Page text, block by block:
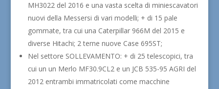
MH3022 del 2016 e una vasta scelta di miniescavatori
nuovi della Messersi di vari modelli; + di 15 pale
gommate, tra cui una Caterpillar 966M del 2015 e
diverse Hitachi; 2 terne nuove Case 695ST;
Nel settore SOLLEVAMENTO: + di 25 telescopici, tra
cui un un Merlo MF30.9CL2 e un JCB 535-95 AGRI del
2012 entrambi immatricolati come macchine